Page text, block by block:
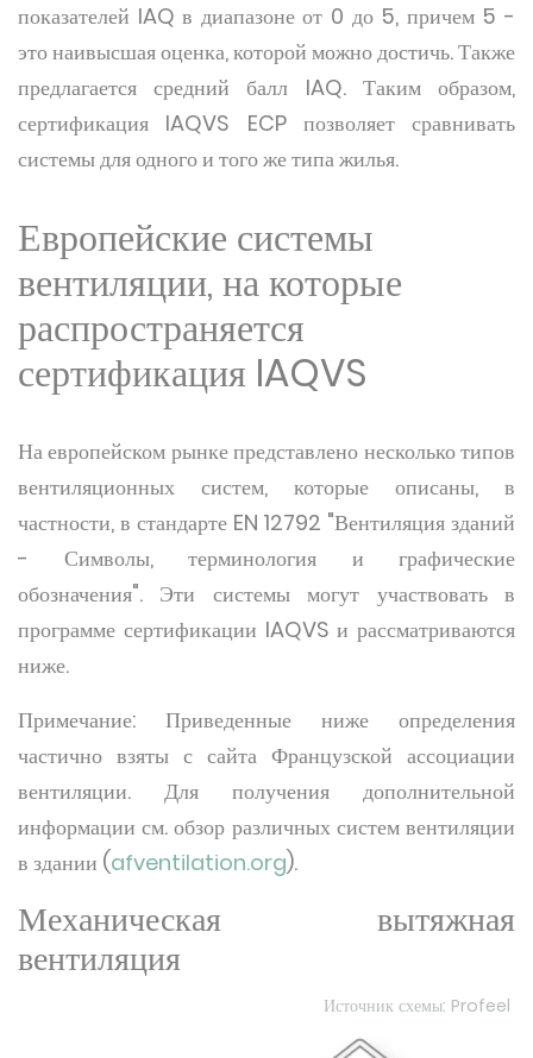
показателей IAQ в диапазоне от 0 до 5, причем 5 -
это наивысшая оценка, которой можно достичь. Также
предлагается средний балл IAQ. Таким образом,
сертификация IAQVS ECP позволяет сравнивать
системы для одного и того же типа жилья.
Европейские системы
вентиляции, на которые
распространяется
сертификация IAQVS
На европейском рынке представлено несколько типов
вентиляционных систем, которые описаны, в
частности, в стандарте EN 12792 "Вентиляция зданий
- Символы, терминология и графические
обозначения". Эти системы могут участвовать в
программе сертификации IAQVS и рассматриваются
ниже.
Примечание: Приведенные ниже определения
частично взяты с сайта Французской ассоциации
вентиляции. Для получения дополнительной
информации см. обзор различных систем вентиляции
в здании (afventilation.org).
Механическая вытяжная
вентиляция
Источник схемы: Profeel